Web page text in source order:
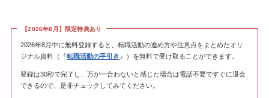
【2026年8月】限定特典あり
2026年8月中に無料登録すると、転職活動の進め方や注意点をまとめたオリ
ジナル資料（『転職活動の手引き 』）を無料で受け取ることができます。
登録は30秒で完了し、万が一合わないと感じた場合は電話不要ですぐに退会
できるので、是非チェックしてみてください。